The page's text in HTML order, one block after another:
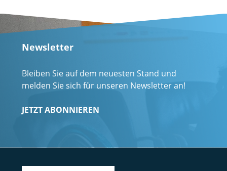
Newsletter
Bleiben Sie auf dem neuesten Stand und
melden Sie sich für unseren Newsletter an!
JETZT ABONNIEREN